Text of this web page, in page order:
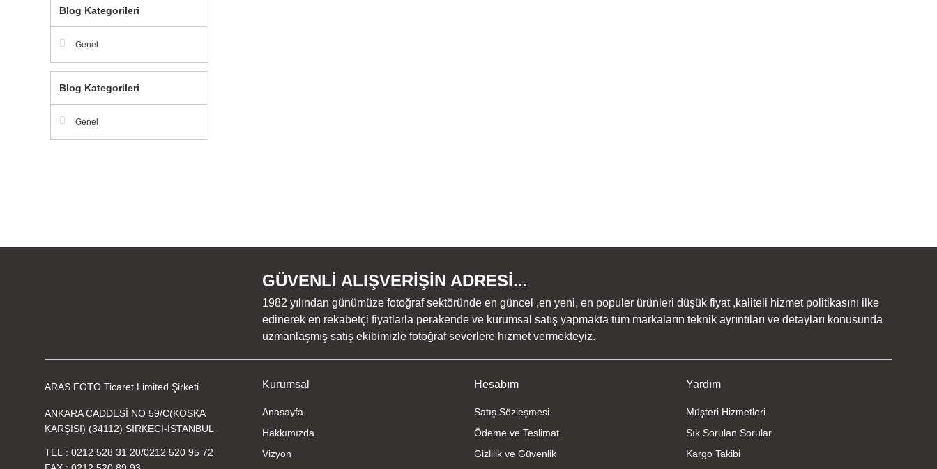
Blog Kategorileri
Genel
Blog Kategorileri
Genel
GÜVENLİ ALIŞVERİŞİN ADRESİ...
1982 yılından günümüze fotoğraf sektöründe en güncel ,en yeni, en populer ürünleri düşük fiyat ,kaliteli hizmet politikasını ilke
edinerek en rekabetçi fiyatlarla perakende ve kurumsal satış yapmakta tüm markaların teknik ayrıntıları ve detayları konusunda
uzmanlaşmış satış ekibimizle fotoğraf severlere hizmet vermekteyiz.
ARAS FOTO Ticaret Limited Şirketi
ANKARA CADDESİ NO 59/C(KOSKA
KARŞISI) (34112) SİRKECİ-İSTANBUL
TEL 0212 528 31 20/0212 520 95 72
Kurumsal
Anasayfa
Hakkımızda
Vizyon
Hesabım
Satış Sözleşmesi
Ödeme ve Teslimat
Gizlilik ve Güvenlik
Yardım
Müşteri Hizmetleri
Sık Sorulan Sorular
Kargo Takibi